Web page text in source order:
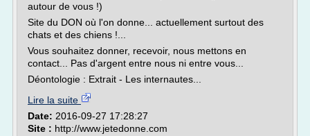
autour de vous !)
Site du DON où l'on donne... actuellement surtout des
chats et des chiens !...
Vous souhaitez donner, recevoir, nous mettons en
contact... Pas d'argent entre nous ni entre vous...
Déontologie : Extrait - Les internautes...
Lire la suite
Date: 2016-09-27 17:28:27
Site : http://www.jetedonne.com